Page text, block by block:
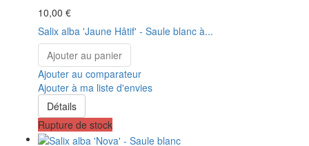
10,00 €
Salix alba 'Jaune Hâtif' - Saule blanc à...
Ajouter au panier
Ajouter au comparateur
Ajouter à ma liste d'envies
Détails
Rupture de stock